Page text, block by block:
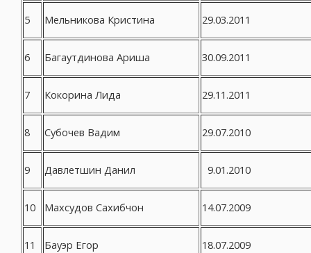
5 Мельникова Кристина 29.03.2011
6 Багаутдинова Ариша 30.09.2011
7 Кокорина Лида 29.11.2011
8 Субочев Вадим 29.07.2010
9 Давлетшин Данил 9.01.2010
10 Махсудов Сахибчон 14.07.2009
11 Бауэр Егор 18.07.2009